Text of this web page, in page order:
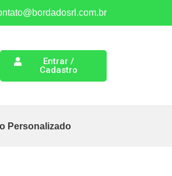
Entrar /
Cadastro
Personalizado